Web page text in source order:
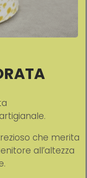
che merita
all’altezza